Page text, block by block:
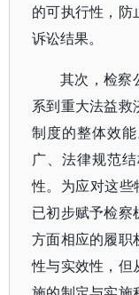
的可执行性，防
诉讼结果。
其次，检察
系到重大法益救
制度的整体效
广、法律规范
性。为应对这些
已初步赋予检察
方面相应的履职
性与实效性，但